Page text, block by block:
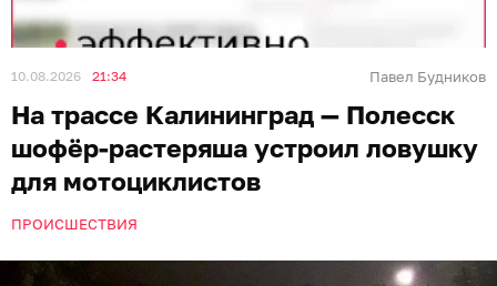
10.08.2026 21:34 Павел Будников
На трассе Калининград — Полесск
шофёр-растеряша устроил ловушку
для мотоциклистов
ПРОИСШЕСТВИЯ